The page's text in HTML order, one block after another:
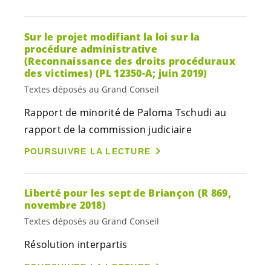
Sur le projet modifiant la loi sur la
procédure administrative
(Reconnaissance des droits procéduraux
des victimes) (PL 12350-A; juin 2019)
Textes déposés au Grand Conseil
Rapport de minorité de Paloma Tschudi au
rapport de la commission judiciaire
POURSUIVRE LA LECTURE
Liberté pour les sept de Briançon (R 869,
novembre 2018)
Textes déposés au Grand Conseil
Résolution interpartis